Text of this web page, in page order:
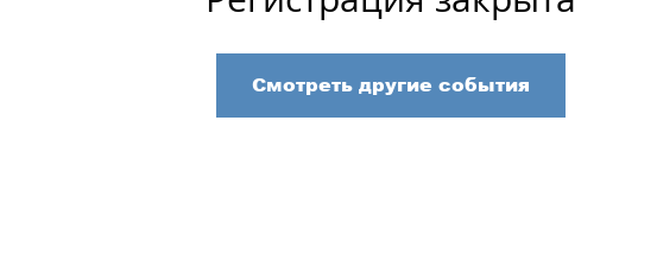
Смотреть другие события